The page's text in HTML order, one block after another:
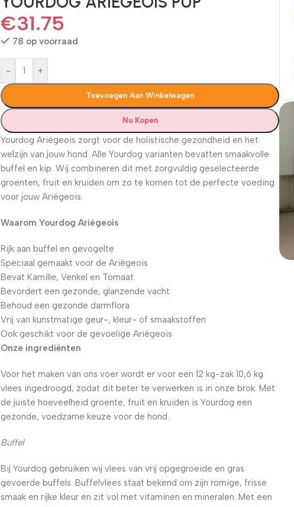
€31.75
78 op voorraad
- +
Toevoegen Aan Winkelwagen
Nu Kopen
Yourdog Ariégeois zorgt voor de holistische gezondheid en het
welzijn van jouw hond. Alle Yourdog varianten bevatten smaakvolle
buffel en kip. Wij combineren dit met zorgvuldig geselecteerde
groenten, fruit en kruiden om zo te komen tot de perfecte voeding
voor jouw Ariégeois.
Waarom Yourdog Ariégeois
Rijk aan buffel en gevogelte
Speciaal gemaakt voor de Ariégeois
Bevat Kamille, Venkel en Tomaat
Bevordert een gezonde, glanzende vacht
Behoud een gezonde darmflora
Vrij van kunstmatige geur-, kleur- of smaakstoffen
Ook geschikt voor de gevoelige Ariégeois
Onze ingrediënten
Voor het maken van ons voer wordt er voor een 12 kg-zak 10,6 kg
vlees ingedroogd, zodat dit beter te verwerken is in onze brok. Met
de juiste hoeveelheid groente, fruit en kruiden is Yourdog een
gezonde, voedzame keuze voor de hond.
Buffel
Bij Yourdog gebruiken wij vlees van vrij opgegroeide en gras
gevoerde buffels. Buffelvlees staat bekend om zijn romige, frisse
smaak en rijke kleur en zit vol met vitaminen en mineralen. Met een